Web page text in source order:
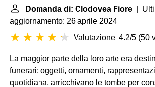
Domanda di: Clodovea Fiore |
aggiornamento: 26 aprile 2024
Valutazione: 4.2/5 (50
La maggior parte della loro arte era
funerari; oggetti, ornamenti,
quotidiana, arricchivano le tombe per